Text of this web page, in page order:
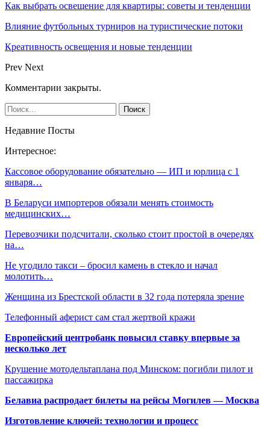
Как выбрать освещение для квартиры: советы и тенденции
Влияние футбольных турниров на туристические потоки
Креативность освещения и новые тенденции
Prev Next
Комментарии закрыты.
Недавние Посты
Интересное:
Кассовое оборудование обязательно — ИП и юрлица с 1
января…
В Беларуси импортеров обязали менять стоимость
медицинских…
Перевозчики подсчитали, сколько стоит простой в очередях
на…
Не угодило такси – бросил камень в стекло и начал
молотить…
Женщина из Брестской области в 32 года потеряла зрение
Телефонный аферист сам стал жертвой кражи
Европейский центробанк повысил ставку впервые за
несколько лет
Крушение мотодельтаплана под Минском: погибли пилот и
пассажирка
Белавиа распродает билеты на рейсы Могилев — Москва
Изготовление ключей: технологии и процесс